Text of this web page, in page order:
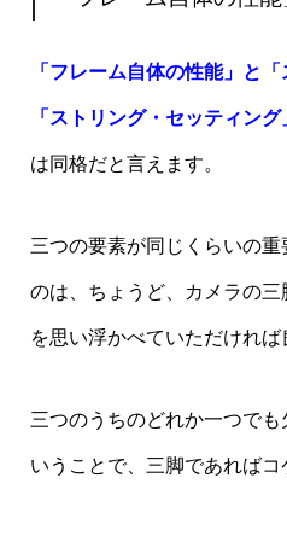
「フレーム自体の性能」と
「ストリング・セッティング
は同格だと言えます。
三つの要素が同じくらいの
のは、ちょうど、カメラの
を思い浮かべていただければ
三つのうちのどれか一つで
いうことで、三脚であればコ